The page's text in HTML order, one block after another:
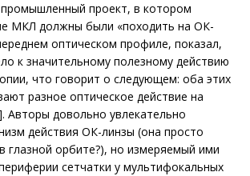
проект, в котором
МКЛ должны были «походить на ОК-
оптическом профиле, показал,
к значительному полезному действию
что говорит о следующем: оба этих
разное оптическое действие на
Авторы довольно увлекательно
действия ОК-линзы (она просто
глазной орбите?), но измеряемый ими
сетчатки у мультифокальных